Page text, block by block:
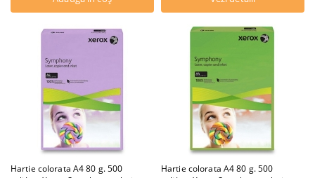
Hartie colorata A4 80 g. 500
Hartie colorata A4 80 g. 500